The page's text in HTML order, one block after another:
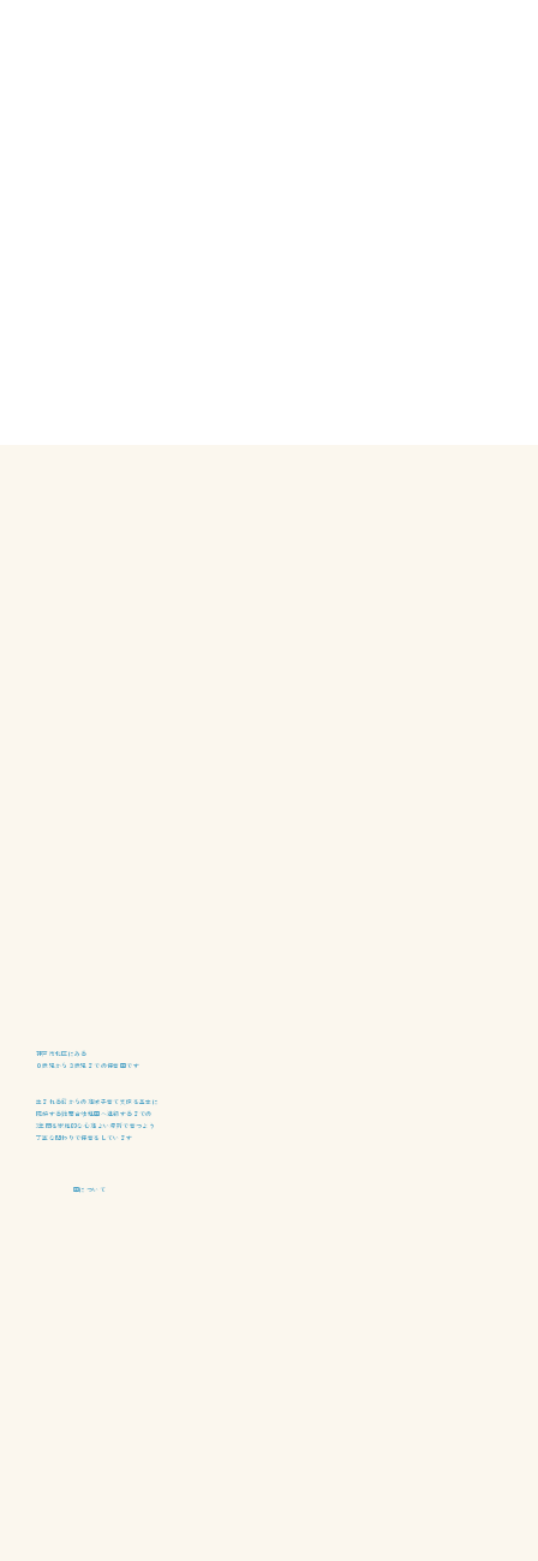
神戸市北区にある
０歳児から３歳児までの保育園です
生まれる前からの地域子育て支援を基本に
隣接する鈴蘭台幼稚園へ進級するまでの
3年間を家庭的な心地よい場所で育つよう
丁寧な関わりで保育をしています
園について